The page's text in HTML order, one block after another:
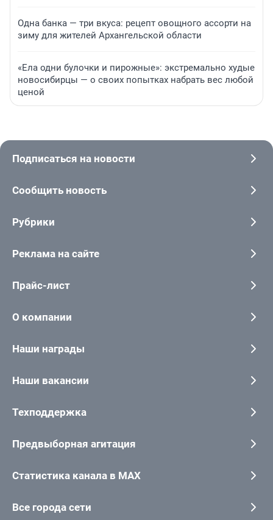
Одна банка — три вкуса: рецепт овощного ассорти на
зиму для жителей Архангельской области
«Ела одни булочки и пирожные»: экстремально худые
новосибирцы — о своих попытках набрать вес любой
ценой
Подписаться на новости
Сообщить новость
Рубрики
Реклама на сайте
Прайс-лист
О компании
Наши награды
Наши вакансии
Техподдержка
Предвыборная агитация
Статистика канала в MAX
Все города сети